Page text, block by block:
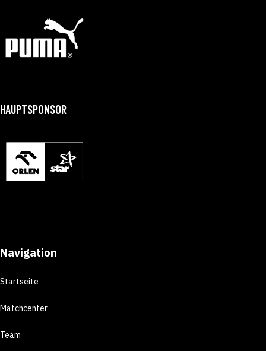
HAUPTSPONSOR
Navigation
Startseite
Matchcenter
Team